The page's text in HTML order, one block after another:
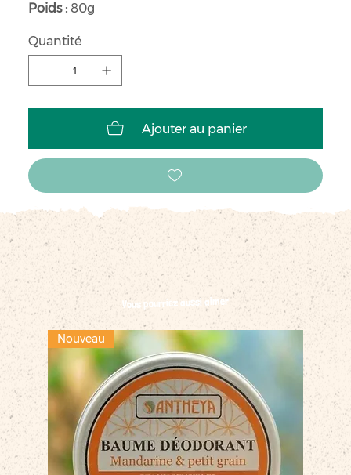
Poids : 80g
Quantité
Ajouter au panier
Vous pourriez aussi aimer
Nouveau